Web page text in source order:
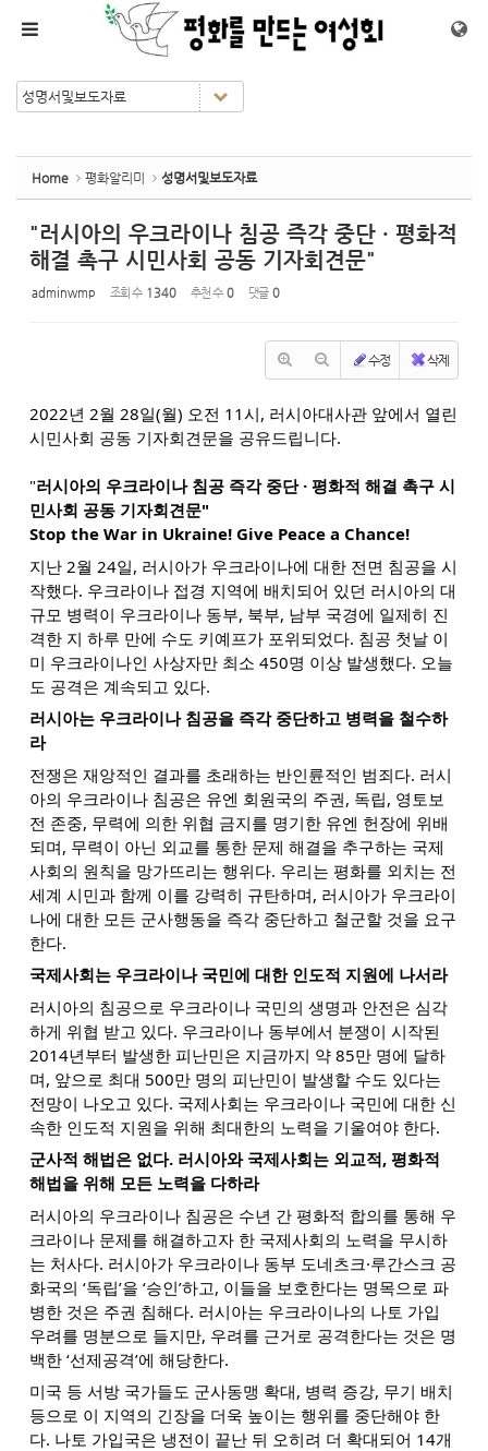
Home 평화알리미 성명서및보도자료
"러시아의 우크라이나 침공 즉각 중단 · 평화적
해결 촉구 시민사회 공동 기자회견문"
adminwmp 조회 수 1340 추천 수 0 댓글 0
수정 삭제
2022년 2월 28일(월) 오전 11시, 러시아대사관 앞에서 열린
시민사회 공동 기자회견문을 공유드립니다.
"러시아의 우크라이나 침공 즉각 중단 · 평화적 해결 촉구 시
민사회 공동 기자회견문"
Stop the War in Ukraine! Give Peace a Chance!
지난 2월 24일, 러시아가 우크라이나에 대한 전면 침공을 시
작했다. 우크라이나 접경 지역에 배치되어 있던 러시아의 대
규모 병력이 우크라이나 동부, 북부, 남부 국경에 일제히 진
격한 지 하루 만에 수도 키예프가 포위되었다. 침공 첫날 이
미 우크라이나인 사상자만 최소 450명 이상 발생했다. 오늘
도 공격은 계속되고 있다.
러시아는 우크라이나 침공을 즉각 중단하고 병력을 철수하
라
전쟁은 재앙적인 결과를 초래하는 반인륜적인 범죄다. 러시
아의 우크라이나 침공은 유엔 회원국의 주권, 독립, 영토보
전 존중, 무력에 의한 위협 금지를 명기한 유엔 헌장에 위배
되며, 무력이 아닌 외교를 통한 문제 해결을 추구하는 국제
사회의 원칙을 망가뜨리는 행위다. 우리는 평화를 외치는 전
세계 시민과 함께 이를 강력히 규탄하며, 러시아가 우크라이
나에 대한 모든 군사행동을 즉각 중단하고 철군할 것을 요구
한다.
국제사회는 우크라이나 국민에 대한 인도적 지원에 나서라
러시아의 침공으로 우크라이나 국민의 생명과 안전은 심각
하게 위협 받고 있다. 우크라이나 동부에서 분쟁이 시작된
2014년부터 발생한 피난민은 지금까지 약 85만 명에 달하
며, 앞으로 최대 500만 명의 피난민이 발생할 수도 있다는
전망이 나오고 있다. 국제사회는 우크라이나 국민에 대한 신
속한 인도적 지원을 위해 최대한의 노력을 기울여야 한다.
군사적 해법은 없다. 러시아와 국제사회는 외교적, 평화적
해법을 위해 모든 노력을 다하라
러시아의 우크라이나 침공은 수년 간 평화적 합의를 통해 우
크라이나 문제를 해결하고자 한 국제사회의 노력을 무시하
는 처사다. 러시아가 우크라이나 동부 도네츠크·루간스크 공
화국의 ‘독립’을 ‘승인’하고, 이들을 보호한다는 명목으로 파
병한 것은 주권 침해다. 러시아는 우크라이나의 나토 가입
우려를 명분으로 들지만, 우려를 근거로 공격한다는 것은 명
백한 ‘선제공격’에 해당한다.
미국 등 서방 국가들도 군사동맹 확대, 병력 증강, 무기 배치
등으로 이 지역의 긴장을 더욱 높이는 행위를 중단해야 한
다. 나토 가입국은 냉전이 끝난 뒤 오히려 더 확대되어 14개